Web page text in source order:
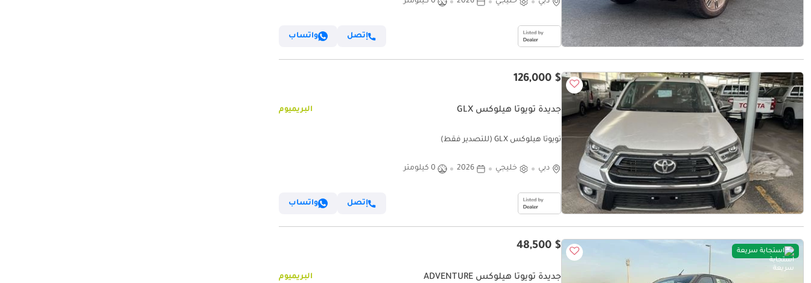
إتصل واتساب
$ 126,000
جديدة تويوتا هيلوكس GLX البريميوم
تويوتا هيلوكس GLX (للتصدير فقط)
دبي خليجي 2026 0 كيلومتر
إتصل واتساب
استجابة سريعة $ 48,500
جديدة تويوتا هيلوكس ADVENTURE البريميوم